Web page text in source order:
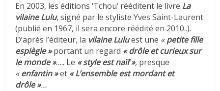
En 2003, les éditions ‘Tchou’ rééditent le livre La
vilaine Lulu, signé par le styliste Yves Saint-Laurent
(publié en 1967, il sera encore réédité en 2010..).
D’après l’éditeur, la vilaine Luluest une «petite fille
espiègle »portant un regard « drôle et curieux sur
le monde »….. Le « style est naïf », presque
«enfantin »et « L’ensemble est mordant et
drôle »…